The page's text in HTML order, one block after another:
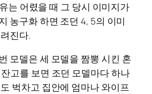
는 어렸을 때 그 당시 이미지가
농구화 하면 조던 4, 5의 이미
진다.
모델은 세 모델을 짬뽕 시킨 혼
고를 보면 조던 모델마다 하나
벅차고 집안에 엄마나 와이프